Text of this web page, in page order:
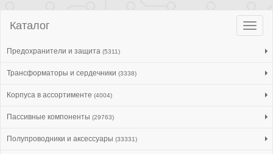
Каталог
Предохранители и защита (5311)
Трансформаторы и сердечники (3338)
Корпуса в ассортименте (4004)
Пассивные компоненты (29763)
Полупроводники и аксессуары (33331)